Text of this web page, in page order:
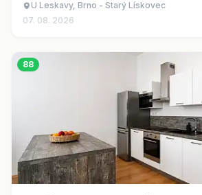
U Leskavy, Brno - Starý Lískovec
07. 08. 2026
88